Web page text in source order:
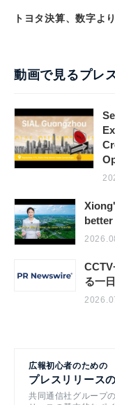
トヨタ決算、数字よ
動画で見るプレ
る一日
広報初心者のための
プレスリリース
共同通信社グループ